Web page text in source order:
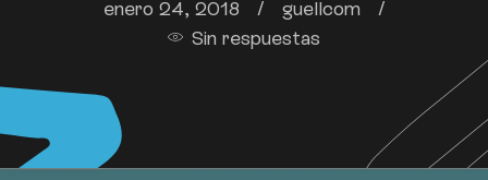
enero 24, 2018 / guellcom
/
Sin respuestas